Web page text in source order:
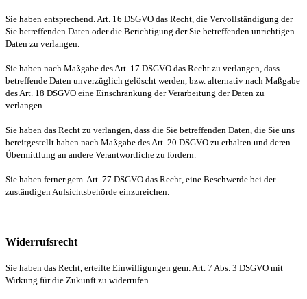
Sie haben entsprechend. Art. 16 DSGVO das Recht, die Vervollständigung der
Sie betreffenden Daten oder die Berichtigung der Sie betreffenden unrichtigen
Daten zu verlangen.
Sie haben nach Maßgabe des Art. 17 DSGVO das Recht zu verlangen, dass
betreffende Daten unverzüglich gelöscht werden, bzw. alternativ nach Maßgabe
des Art. 18 DSGVO eine Einschränkung der Verarbeitung der Daten zu
verlangen.
Sie haben das Recht zu verlangen, dass die Sie betreffenden Daten, die Sie uns
bereitgestellt haben nach Maßgabe des Art. 20 DSGVO zu erhalten und deren
Übermittlung an andere Verantwortliche zu fordern.
Sie haben ferner gem. Art. 77 DSGVO das Recht, eine Beschwerde bei der
zuständigen Aufsichtsbehörde einzureichen.
Widerrufsrecht
Sie haben das Recht, erteilte Einwilligungen gem. Art. 7 Abs. 3 DSGVO mit
Wirkung für die Zukunft zu widerrufen.